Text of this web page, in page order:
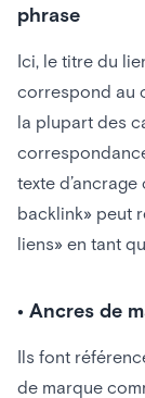
phrase
Ici, le titre du
correspond au
la plupart des
texte
backlink» peut
liens» en tant
• Ancres de
Ils font
de marque